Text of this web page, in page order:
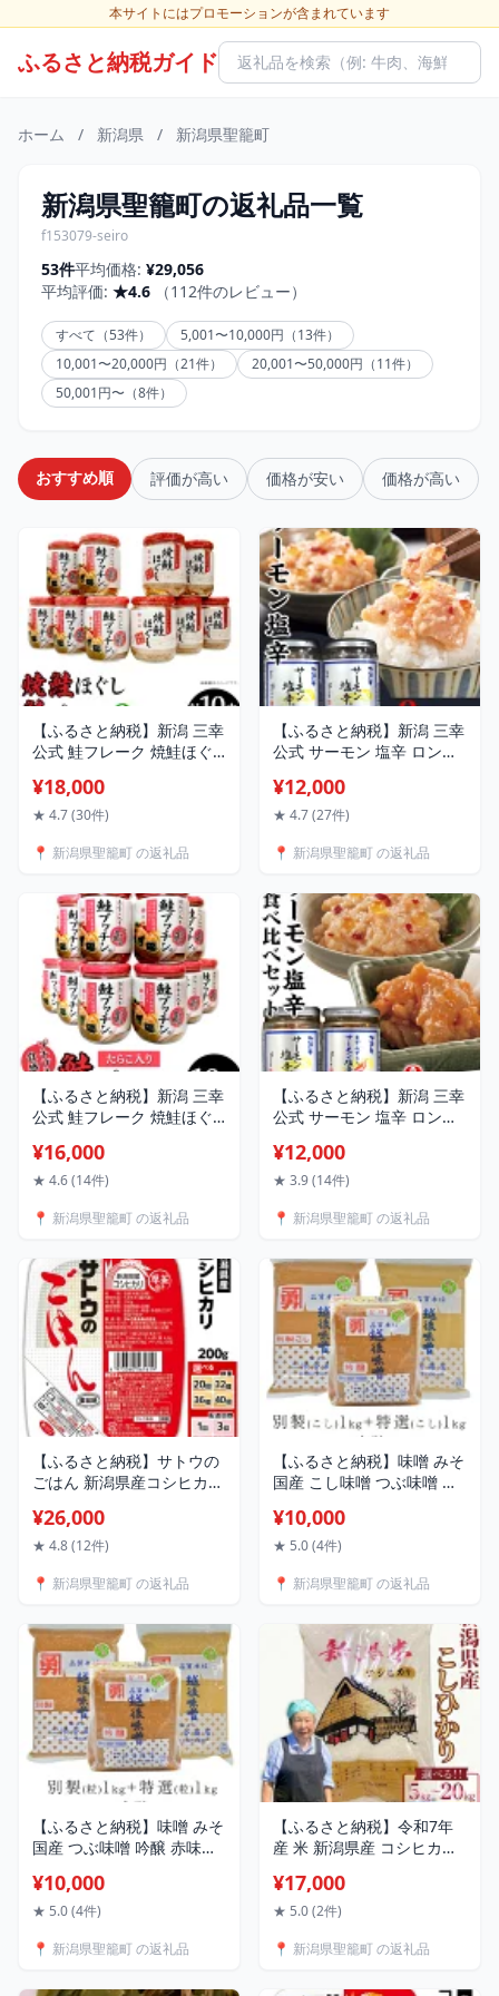
本サイトにはプロモーションが含まれています
ふるさと納税ガイド
ホーム / 新潟県 / 新潟県聖籠町
新潟県聖籠町の返礼品一覧
f153079-seiro
53件平均価格: ¥29,056
平均評価: ★4.6 （112件のレビュー）
すべて（53件）
5,001〜10,000円（13件）
10,001〜20,000円（21件）
20,001〜50,000円（11件）
50,001円〜（8件）
おすすめ順 評価が高い 価格が安い 価格が高い
【ふるさと納税】新潟 三幸
公式 鮭フレーク 焼鮭ほぐ
当 ふりかけ 備蓄 お取り寄
せ グルメ ご飯のお供 サケ
（鮭フレーク）詰め合わせ
¥18,000
★ 4.7 (30件)
📍 新潟県聖籠町 の返礼品
【ふるさと納税】新潟 三幸
公式 サーモン 塩辛 ロング
つまみ お取り寄せ グルメ
ご飯のお供 しおから 鮭の
ン塩辛2本セット
¥12,000
★ 4.7 (27件)
📍 新潟県聖籠町 の返礼品
【ふるさと納税】新潟 三幸
公式 鮭フレーク 焼鮭ほぐ
当 ふりかけ 備蓄 お取り寄
せ グルメ ご飯のお供 サケ
10本詰合せ
¥16,000
★ 4.6 (14件)
📍 新潟県聖籠町 の返礼品
【ふるさと納税】新潟 三幸
公式 サーモン 塩辛 ロング
つまみ お取り寄せ グルメ
ご飯のお供 しおから 鮭の
ン塩辛食べ比べセット
¥12,000
★ 3.9 (14件)
📍 新潟県聖籠町 の返礼品
【ふるさと納税】サトウの
ごはん 新潟県産コシヒカリ
3回 6回 12回 定期便 3ヶ月
6ヶ月 12ヶ月 サトウのご飯
パックごはん パックライス
存食 備蓄 ローリングスト
ック
¥26,000
★ 4.8 (12件)
📍 新潟県聖籠町 の返礼品
【ふるさと納税】味噌 みそ
国産 こし味噌 つぶ味噌 吟
汁 全種味噌セット（こし入
りタイプ）
¥10,000
★ 5.0 (4件)
📍 新潟県聖籠町 の返礼品
【ふるさと納税】味噌 みそ
国産 つぶ味噌 吟醸 赤味噌
噌セット（つぶタイプ）
¥10,000
★ 5.0 (4件)
📍 新潟県聖籠町 の返礼品
【ふるさと納税】令和7年
産 米 新潟県産 コシヒカリ
5kg 10kg 20kg 白米 お米
新潟こしひかり【近藤農
¥17,000
★ 5.0 (2件)
📍 新潟県聖籠町 の返礼品